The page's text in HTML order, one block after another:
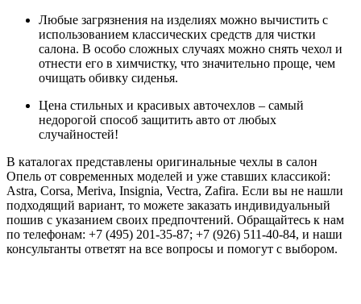
Любые загрязнения на изделиях можно вычистить с
использованием классических средств для чистки
салона. В особо сложных случаях можно снять чехол и
отнести его в химчистку, что значительно проще, чем
очищать обивку сиденья.
Цена стильных и красивых авточехлов – самый
недорогой способ защитить авто от любых
случайностей!
В каталогах представлены оригинальные чехлы в салон
Опель от современных моделей и уже ставших классикой:
Astra, Corsa, Meriva, Insignia, Vectra, Zafira. Если вы не нашли
подходящий вариант, то можете заказать индивидуальный
пошив с указанием своих предпочтений. Обращайтесь к нам
по телефонам: +7 (495) 201-35-87; +7 (926) 511-40-84, и наши
консультанты ответят на все вопросы и помогут с выбором.